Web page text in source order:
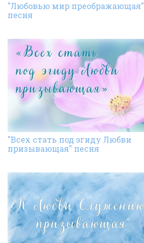
"Любовью мир преображающая"
песня
"Всех стать под эгиду Любви
призывающая" песня